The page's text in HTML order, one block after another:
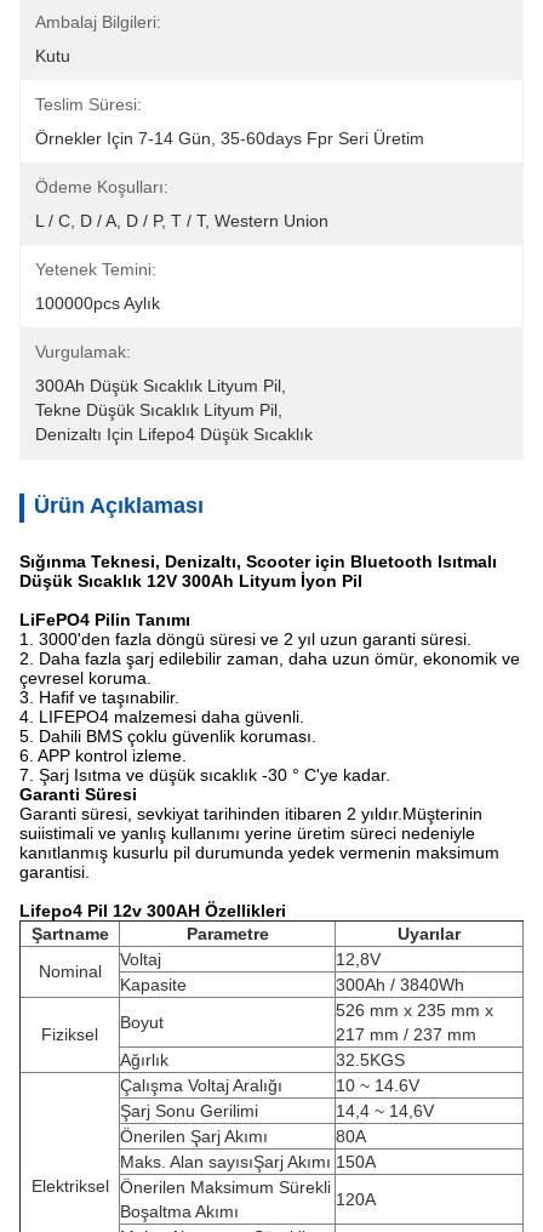
Ambalaj Bilgileri:
Kutu
Teslim Süresi:
Örnekler Için 7-14 Gün, 35-60days Fpr Seri Üretim
Ödeme Koşulları:
L / C, D / A, D / P, T / T, Western Union
Yetenek Temini:
100000pcs Aylık
Vurgulamak:
300Ah Düşük Sıcaklık Lityum Pil
Tekne Düşük Sıcaklık Lityum Pil
Denizaltı Için Lifepo4 Düşük Sıcaklık
Ürün Açıklaması
Sığınma Teknesi, Denizaltı, Scooter için Bluetooth Isıtmalı
Düşük Sıcaklık 12V 300Ah Lityum İyon Pil
LiFePO4 Pilin Tanımı
1. 3000'den fazla döngü süresi ve 2 yıl uzun garanti süresi.
2. Daha fazla şarj edilebilir zaman, daha uzun ömür, ekonomik ve
çevresel koruma.
3. Hafif ve taşınabilir.
4. LIFEPO4 malzemesi daha güvenli.
5. Dahili BMS çoklu güvenlik koruması.
6. APP kontrol izleme.
7. Şarj Isıtma ve düşük sıcaklık -30 ° C'ye kadar.
Garanti Süresi
Garanti süresi, sevkiyat tarihinden itibaren 2 yıldır.Müşterinin
suiistimali ve yanlış kullanımı yerine üretim süreci nedeniyle
kanıtlanmış kusurlu pil durumunda yedek vermenin maksimum
garantisi.
Lifepo4 Pil 12v 300AH Özellikleri
Şartname
Parametre
Uyarılar
Nominal
Voltaj
12,8V
Kapasite
300Ah / 3840Wh
Fiziksel
Boyut
526 mm x 235 mm x
217 mm / 237 mm
Ağırlık
32.5KGS
Elektriksel
Çalışma Voltaj Aralığı
10 ~ 14.6V
Şarj Sonu Gerilimi
14,4 ~ 14,6V
Önerilen Şarj Akımı
80A
Maks. Alan sayısıŞarj Akımı 150A
Önerilen Maksimum Sürekli
Boşaltma Akımı
120A